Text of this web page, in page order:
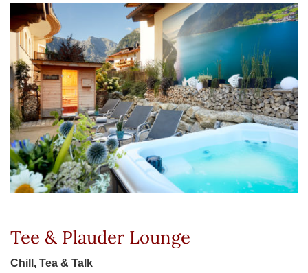
Tee & Plauder Lounge
Chill, Tea & Talk